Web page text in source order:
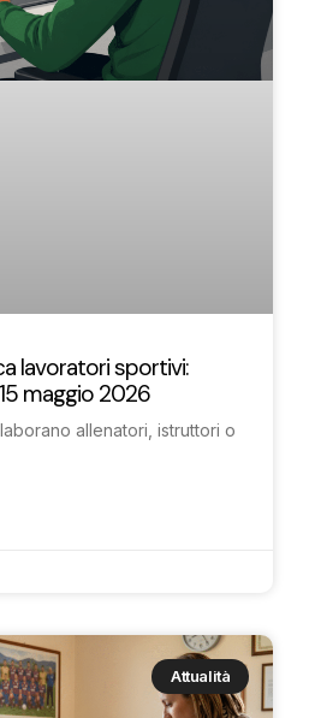
lavoratori sportivi:
maggio 2026
allenatori, istruttori o
Attualità